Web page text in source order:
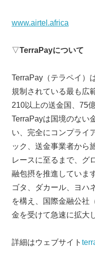
www.airtel.africa
▽TerraPayについて
TerraPay（テラペイ）
規制されている最も広
210以上の送金国、75
TerraPayは国境のない
い、完全にコンプライ
ック、送金事業者から
レースに至るまで、グ
融包摂を推進していま
ゴタ、ダカール、ヨハ
を構え、国際金融公社
金を受けて急速に拡大
詳細はウェブサイト